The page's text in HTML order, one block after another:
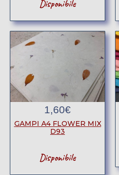
Disponibile
1,60€
GAMPI A4 FLOWER MIX
D93
Disponibile